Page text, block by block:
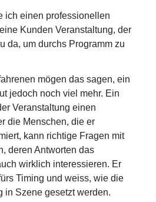
ich einen professionellen
Kunden Veranstaltung, der
da, um durchs Programm zu
mögen das sagen, ein
jedoch noch viel mehr. Ein
Veranstaltung einen
die Menschen, die er
kann richtige Fragen mit
deren Antworten das
wirklich interessieren. Er
Timing und weiss, wie die
in Szene gesetzt werden.